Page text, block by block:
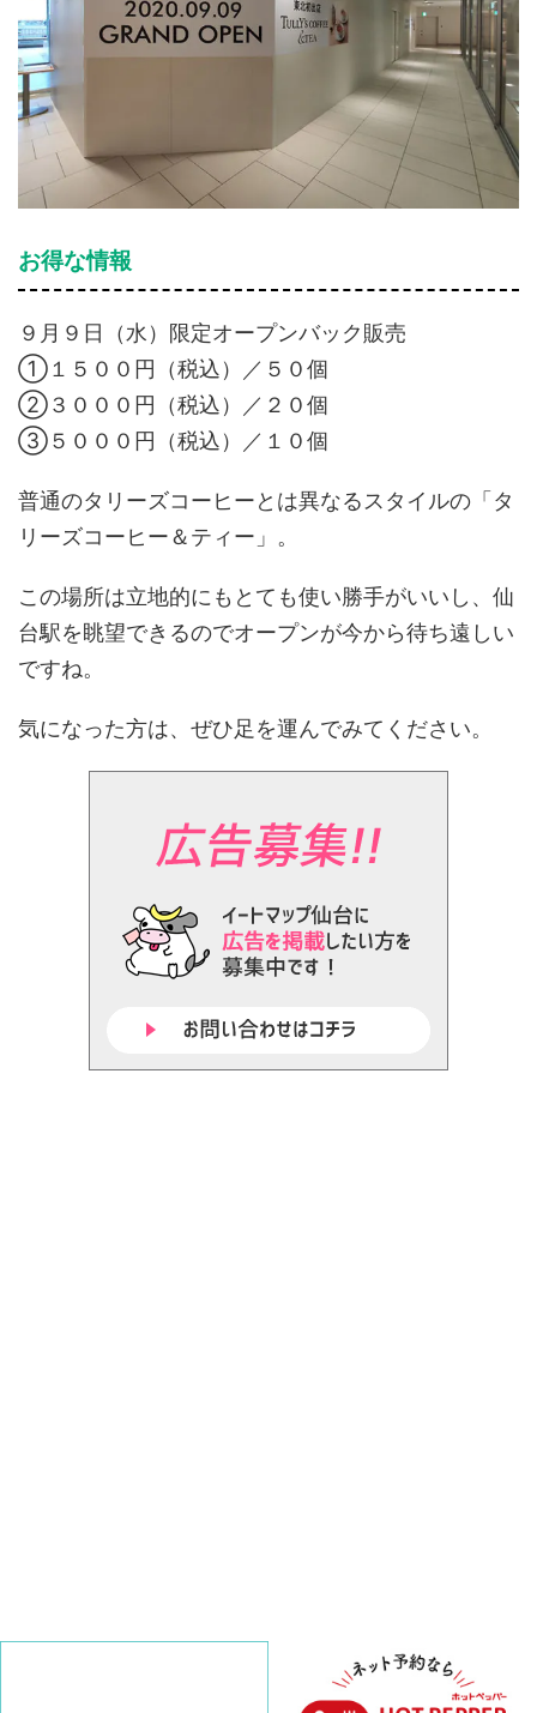
お得な情報
９月９日（水）限定オープンバック販売
①１５００円（税込）／５０個
②３０００円（税込）／２０個
③５０００円（税込）／１０個
普通のタリーズコーヒーとは異なるスタイルの「タ
リーズコーヒー＆ティー」。
この場所は立地的にもとても使い勝手がいいし、仙
台駅を眺望できるのでオープンが今から待ち遠しい
ですね。
気になった方は、ぜひ足を運んでみてください。